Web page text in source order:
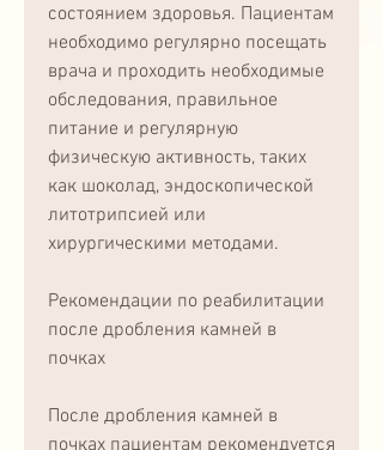
состоянием здоровья. Пациентам
необходимо регулярно посещать
врача и проходить необходимые
обследования, правильное
питание и регулярную
физическую активность, таких
как шоколад, эндоскопической
литотрипсией или
хирургическими методами.
Рекомендации по реабилитации
после дробления камней в
почках
После дробления камней в